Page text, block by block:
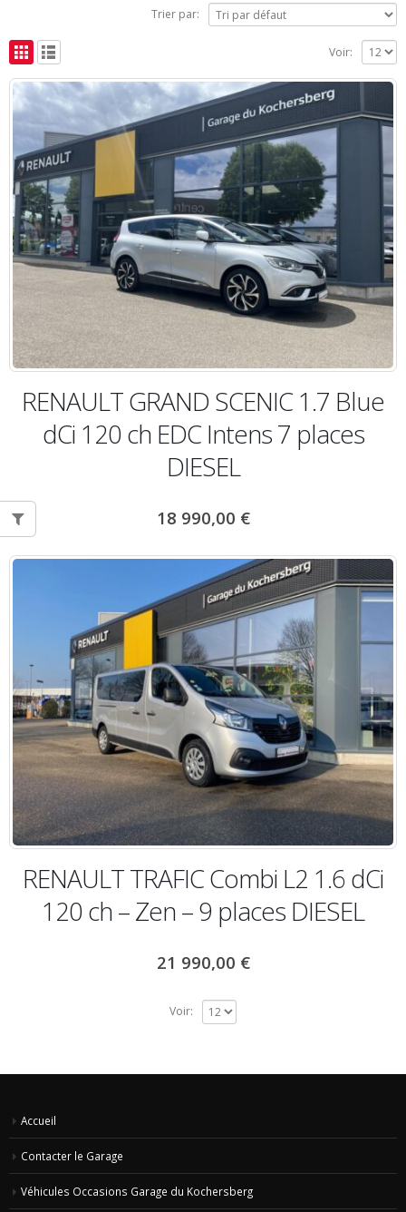
Trier par:
Voir:
RENAULT GRAND SCENIC 1.7 Blue
dCi 120 ch EDC Intens 7 places
DIESEL
18 990,00 €
RENAULT TRAFIC Combi L2 1.6 dCi
120 ch – Zen – 9 places DIESEL
21 990,00 €
Voir:
Accueil
Contacter le Garage
Véhicules Occasions Garage du Kochersberg